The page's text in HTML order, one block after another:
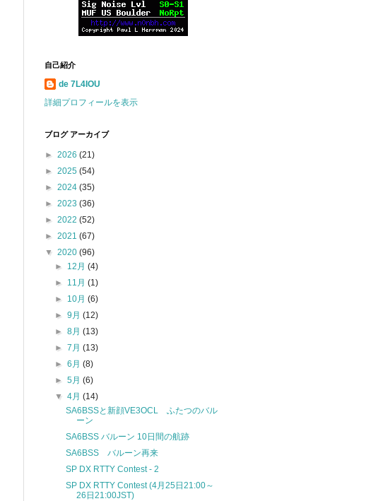
自己紹介
de 7L4IOU
詳細プロフィールを表示
ブログ アーカイブ
► 2026 (21)
► 2025 (54)
► 2024 (35)
► 2023 (36)
► 2022 (52)
► 2021 (67)
▼ 2020 (96)
► 12月(4)
► 11月(1)
► 10月(6)
►9月(12)
►8月(13)
►7月(13)
►6月(8)
►5月(6)
▼4月(14)
SA6BSSと新顔VE3OCL ふたつのバル
ーン
SA6BSS バルーン 10日間の航跡
SA6BSS バルーン再来
SP DX RTTY Contest - 2
SP DX RTTY Contest (4月25日21:00～
26日21:00JST)